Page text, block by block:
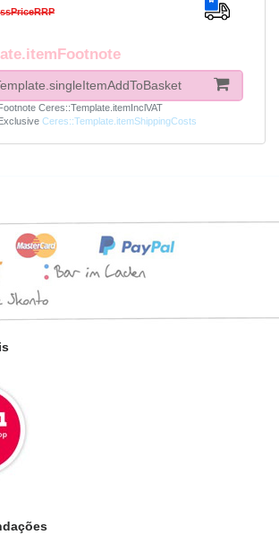
Ceres::Template.itemInclVAT
Ceres::Template.itemShippingCosts